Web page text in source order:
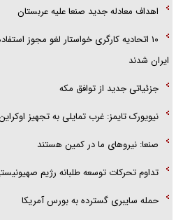
اهداف معادله جدید صنعا علیه عربستان
۱۰ اتحادیه کارگری خواستار لغو مجوز
ایران شدند
جزئیاتی جدید از توافق مکه
نیویورک تایمز: غرب تمایلی به تجهیز
صنعا: نیروهای ما در کمین‌ هستند
تداوم تحرکات توسعه طلبانه رژیم
حمله سایبری گسترده به بورس آمریکا